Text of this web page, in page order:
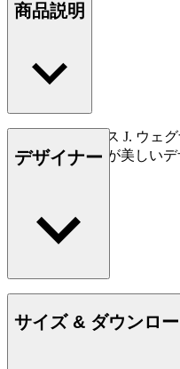
商品説明
CH327は、ハンス J. ウ
テールへの配慮が美しいデ
デザイナー
デンマークの家具デザイ
られており、史上最もク
500点もの椅子を創り出し
サイズ & ダウンロ